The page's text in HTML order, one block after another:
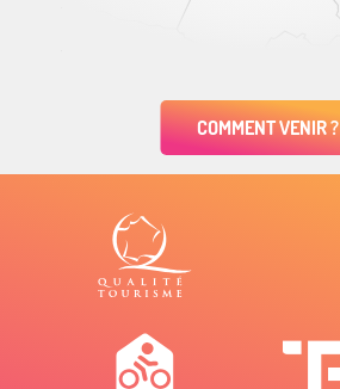
COMMENT VENIR ?